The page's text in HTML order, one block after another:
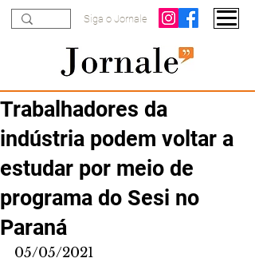
Siga o Jornale
Trabalhadores da
indústria podem voltar a
estudar por meio de
programa do Sesi no
Paraná
05/05/2021